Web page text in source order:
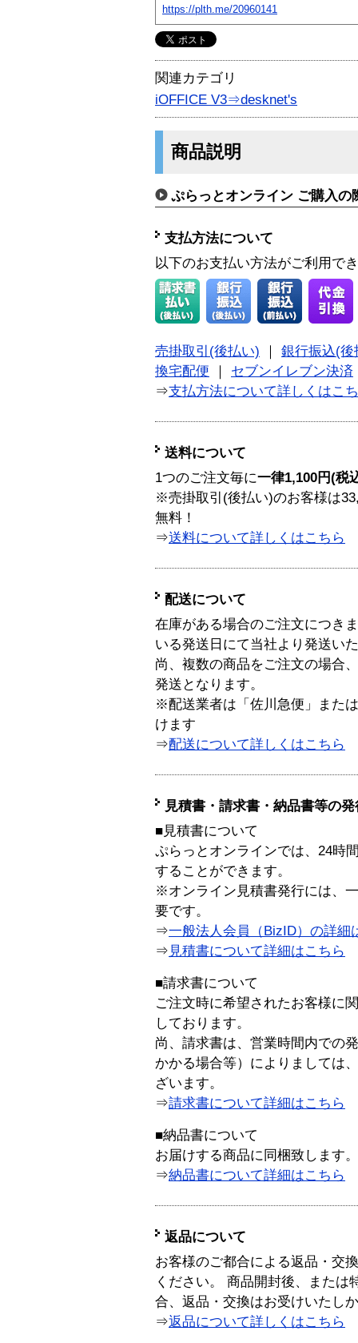
https://plth.me/20960141
関連カテゴリ
iOFFICE V3⇒desknet's
商品説明
ぷらっとオンライン ご購入の
支払方法について
以下のお支払い方法がご利用で
売掛取引(後払い)
銀行振込(後
換宅配便
セブンイレブン決済
⇒支払方法について詳しくはこ
送料について
1つのご注文毎に一律1,100円(税
※売掛取引(後払い)のお客様は
無料！
⇒送料について詳しくはこちら
配送について
在庫がある場合のご注文につき
いる発送日にて当社より発送い
尚、複数の商品をご注文の場合
発送となります。
※配送業者は「佐川急便」また
けます
⇒配送について詳しくはこちら
見積書・請求書・納品書等の
■見積書について
ぷらっとオンラインでは、24時
することができます。
※オンライン見積書発行には、
要です。
⇒一般法人会員（BizID）の詳細
⇒ 見積書について詳細はこちら
■請求書について
ご注文時に希望されたお客様に
しております。
尚、請求書は、営業時間内での
かかる場合等）によりましては
ざいます。
⇒請求書について詳細はこちら
■納品書について
お届けする商品に同梱致します。
⇒納品書について詳細はこちら
返品について
お客様のご都合による返品・交
ください。 商品開封後、または
合、返品・交換はお受けいたし
⇒返品について詳しくはこちら